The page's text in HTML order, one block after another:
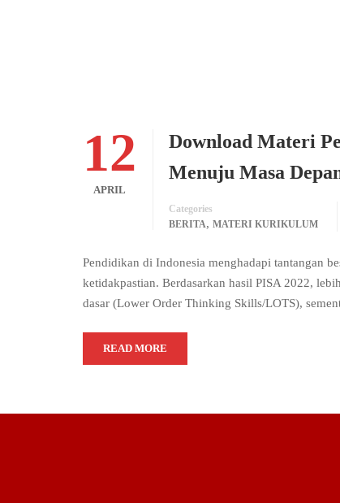
12
APRIL
Download Materi
Menuju Masa
Categories
BERITA, MATERI KURIKULUM
Pendidikan di Indonesia menghadapi tantangan
ketidakpastian. Berdasarkan hasil PISA 2022,
dasar (Lower Order Thinking Skills/LOTS),
READ MORE